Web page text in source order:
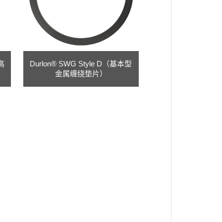
Durlon® SWG Style D（基本型
金属缠绕垫片）